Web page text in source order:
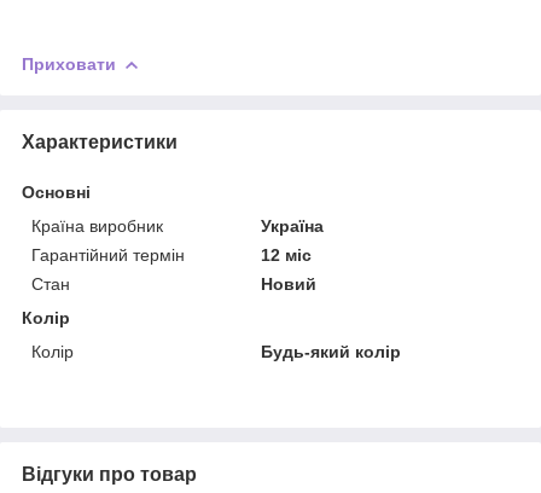
Приховати
Характеристики
Основні
Країна виробник
Україна
Гарантійний термін
12 міс
Стан
Новий
Колір
Колір
Будь-який колір
Відгуки про товар